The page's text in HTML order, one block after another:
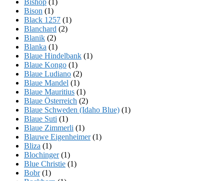
Bison (1)
Black 1257 (1)
Blanchard (2)
Blanik (2)
Blanka (1)
Blaue Hindelbank (1)
Blaue Kongo (1)
Blaue Ludiano (2)
Blaue Mandel (1)
Blaue Mauritius (1)
Blaue Österreich (2)
Blaue Schweden (Idaho Blue) (1)
Blaue Suti (1)
Blaue Zimmerli (1)
Blauwe Eigenheimer(1)
Bliza (1)
Blochinger(1)
Blue Christie (1)
Bobr(1)